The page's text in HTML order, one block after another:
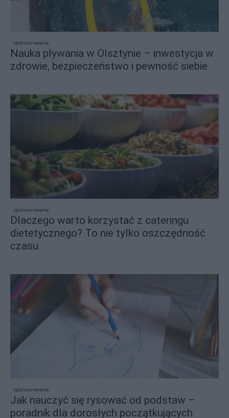
sponsorowane
Nauka pływania w Olsztynie – inwestycja w
zdrowie, bezpieczeństwo i pewność siebie
sponsorowane
Dlaczego warto korzystać z cateringu
dietetycznego? To nie tylko oszczędność
czasu
sponsorowane
Jak nauczyć się rysować od podstaw –
poradnik dla dorosłych początkujących